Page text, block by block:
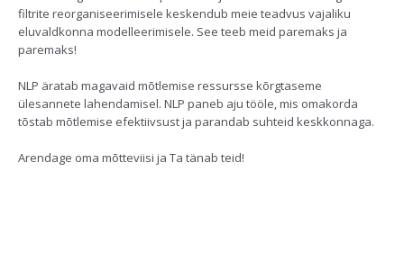
filtrite reorganiseerimisele keskendub meie teadvus vajaliku
eluvaldkonna modelleerimisele. See teeb meid paremaks ja
paremaks!
NLP äratab magavaid mõtlemise ressursse kõrgtaseme
ülesannete lahendamisel. NLP paneb aju tööle, mis omakorda
tõstab mõtlemise efektiivsust ja parandab suhteid keskkonnaga.
Arendage oma mõtteviisi ja Ta tänab teid!